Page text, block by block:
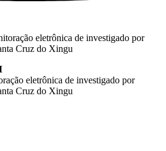
eletrônica de investigado por
Cruz do Xingu